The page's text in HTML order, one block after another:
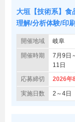
大垣【技術系】食
理解/分析体験/印
開催地域 岐阜
開催時期
7月9日
11日
応募締切
2026年
実施日数 2～4日